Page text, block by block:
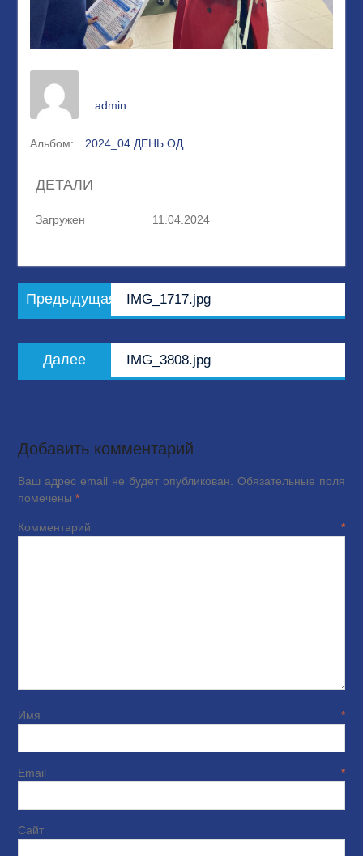
admin
Альбом: 2024_04 ДЕНЬ ОД
ДЕТАЛИ
Загружен 11.04.2024
Навигация
по
Предыдущая
запись:
IMG_1717.jpg
Далее
запись:
IMG_3808.jpg
Добавить комментарий
Ваш адрес email не будет опубликован. Обязательные поля
помечены *
Комментарий*
Имя*
Email*
Сайт